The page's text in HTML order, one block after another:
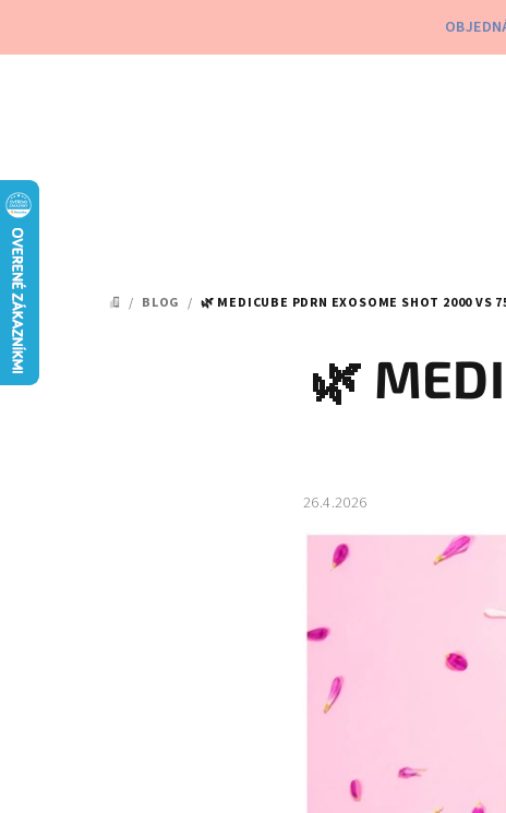
DOMOV
/ BLOG / 🌿 MEDICUBE PDRN EXOSOME SHOT 2000 VS
🌿
26.4.2026